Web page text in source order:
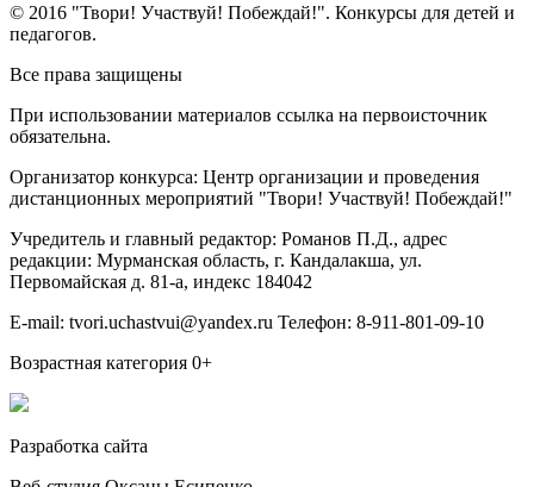
© 2016 "Твори! Участвуй! Побеждай!". Конкурсы для детей и
педагогов.
Все права защищены
При использовании материалов ссылка на первоисточник
обязательна.
Организатор конкурса: Центр организации и проведения
дистанционных мероприятий "Твори! Участвуй! Побеждай!"
Учредитель и главный редактор: Романов П.Д., адрес
редакции: Мурманская область, г. Кандалакша, ул.
Первомайская д. 81-а, индекс 184042
E-mail: tvori.uchastvui@yandex.ru Телефон: 8-911-801-09-10
Возрастная категория 0+
Разработка сайта